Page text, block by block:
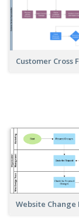
Customer Cross
Website